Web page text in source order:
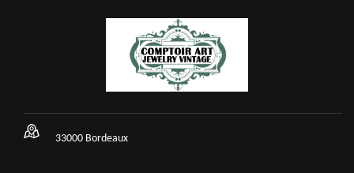
33000 Bordeaux